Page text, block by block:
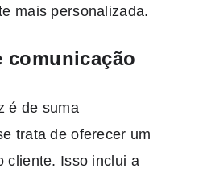
mais personalizada.
comunicação
é de suma
trata de oferecer um
cliente. Isso inclui a